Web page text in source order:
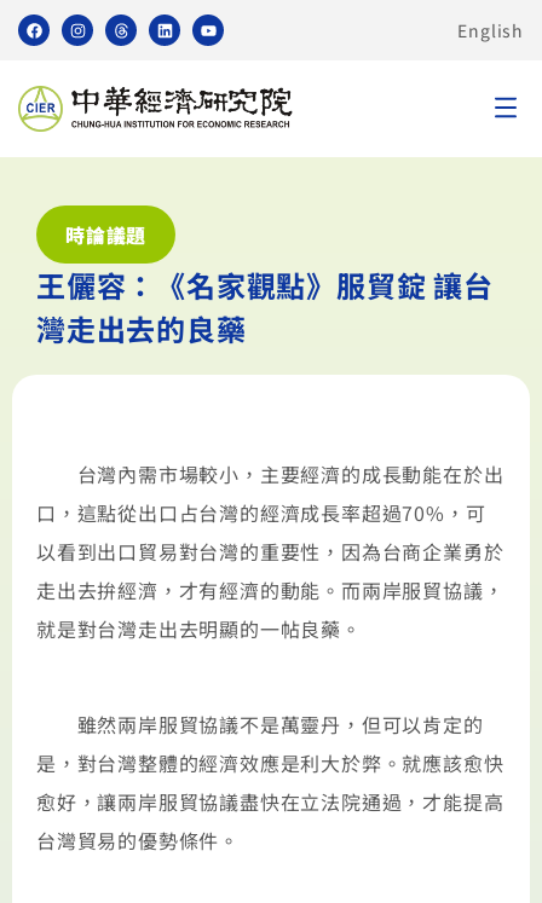
English
時論議題
王儷容：《名家觀點》服貿錠 讓台
灣走出去的良藥
台灣內需市場較小，主要經濟的成長動能在於出
口，這點從出口占台灣的經濟成長率超過70%，可
以看到出口貿易對台灣的重要性，因為台商企業勇於
走出去拚經濟，才有經濟的動能。而兩岸服貿協議，
就是對台灣走出去明顯的一帖良藥。
雖然兩岸服貿協議不是萬靈丹，但可以肯定的
是，對台灣整體的經濟效應是利大於弊。就應該愈快
愈好，讓兩岸服貿協議盡快在立法院通過，才能提高
台灣貿易的優勢條件。